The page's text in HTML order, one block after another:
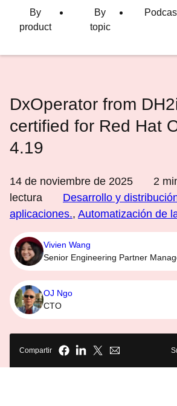
idiomaBy
product
By
topic
DxOperator from
certified for Red Hat
4.19
14 de noviembre de 2025 2
lectura
Desarrollo y
aplicaciones., Automatización de
Vivien Wang
Senior Engineering Partner
OJ Ngo
CTO
Compartir